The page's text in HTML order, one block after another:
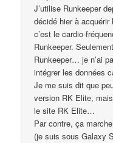
J’utilise Runkeeper
décidé hier à
c’est le cardio-
Runkeeper.
Runkeeper… je n’ai
intégrer les données
Je me suis dit que
version RK Elite,
le site RK Elite…
Par contre, ça
(je suis sous Galaxy